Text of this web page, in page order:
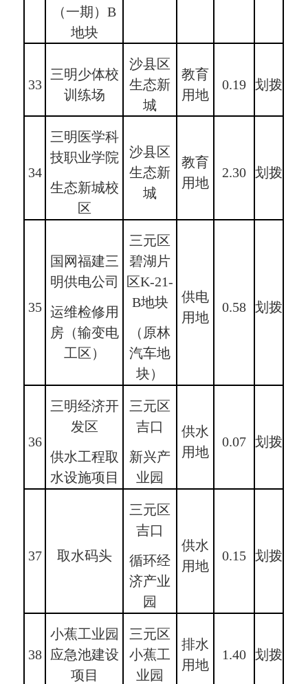
（一期）B
地块
33
三明少体校
训练场
沙县区
生态新
城
教育
用地
0.19 划拨
34
三明医学科
技职业学院
生态新城校
区
沙县区
生态新
城
教育
用地
2.30 划拨
35
国网福建三
明供电公司
运维检修用
房（输变电
工区）
三元区
碧湖片
区K-21-
B地块
（原林
汽车地
块）
供电
用地
0.58 划拨
36
三明经济开
发区
供水工程取
水设施项目
三元区
吉口
新兴产
业园
供水
用地
0.07 划拨
37 取水码头
三元区
吉口
循环经
济产业
园
供水
用地
0.15 划拨
38
小蕉工业园
应急池建设
项目
三元区
小蕉工
业园
排水
用地
1.40 划拨